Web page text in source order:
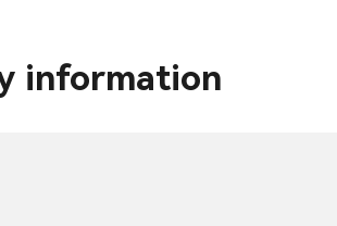
information